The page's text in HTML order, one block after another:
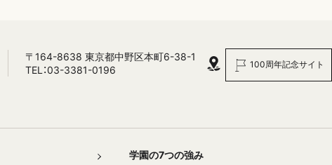
〒164-8638 東京都中野区本町6-38-1
TEL：03-3381-0196
100周年記念サイト
学園の7つの強み